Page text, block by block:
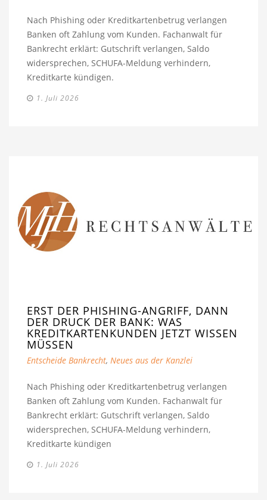
Nach Phishing oder Kreditkartenbetrug verlangen
Banken oft Zahlung vom Kunden. Fachanwalt für
Bankrecht erklärt: Gutschrift verlangen, Saldo
widersprechen, SCHUFA-Meldung verhindern,
Kreditkarte kündigen.
1. Juli 2026
ERST DER PHISHING-ANGRIFF, DANN
DER DRUCK DER BANK: WAS
KREDITKARTENKUNDEN JETZT WISSEN
MÜSSEN
Entscheide Bankrecht, Neues aus der Kanzlei
Nach Phishing oder Kreditkartenbetrug verlangen
Banken oft Zahlung vom Kunden. Fachanwalt für
Bankrecht erklärt: Gutschrift verlangen, Saldo
widersprechen, SCHUFA-Meldung verhindern,
Kreditkarte kündigen
1. Juli 2026